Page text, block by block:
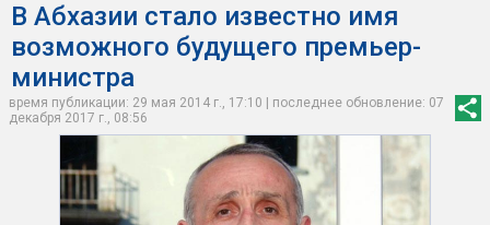
В Абхазии стало известно имя
возможного будущего премьер-
министра
время публикации: 29 мая 2014 г., 17:10 | последнее обновление: 07
декабря 2017 г., 08:56